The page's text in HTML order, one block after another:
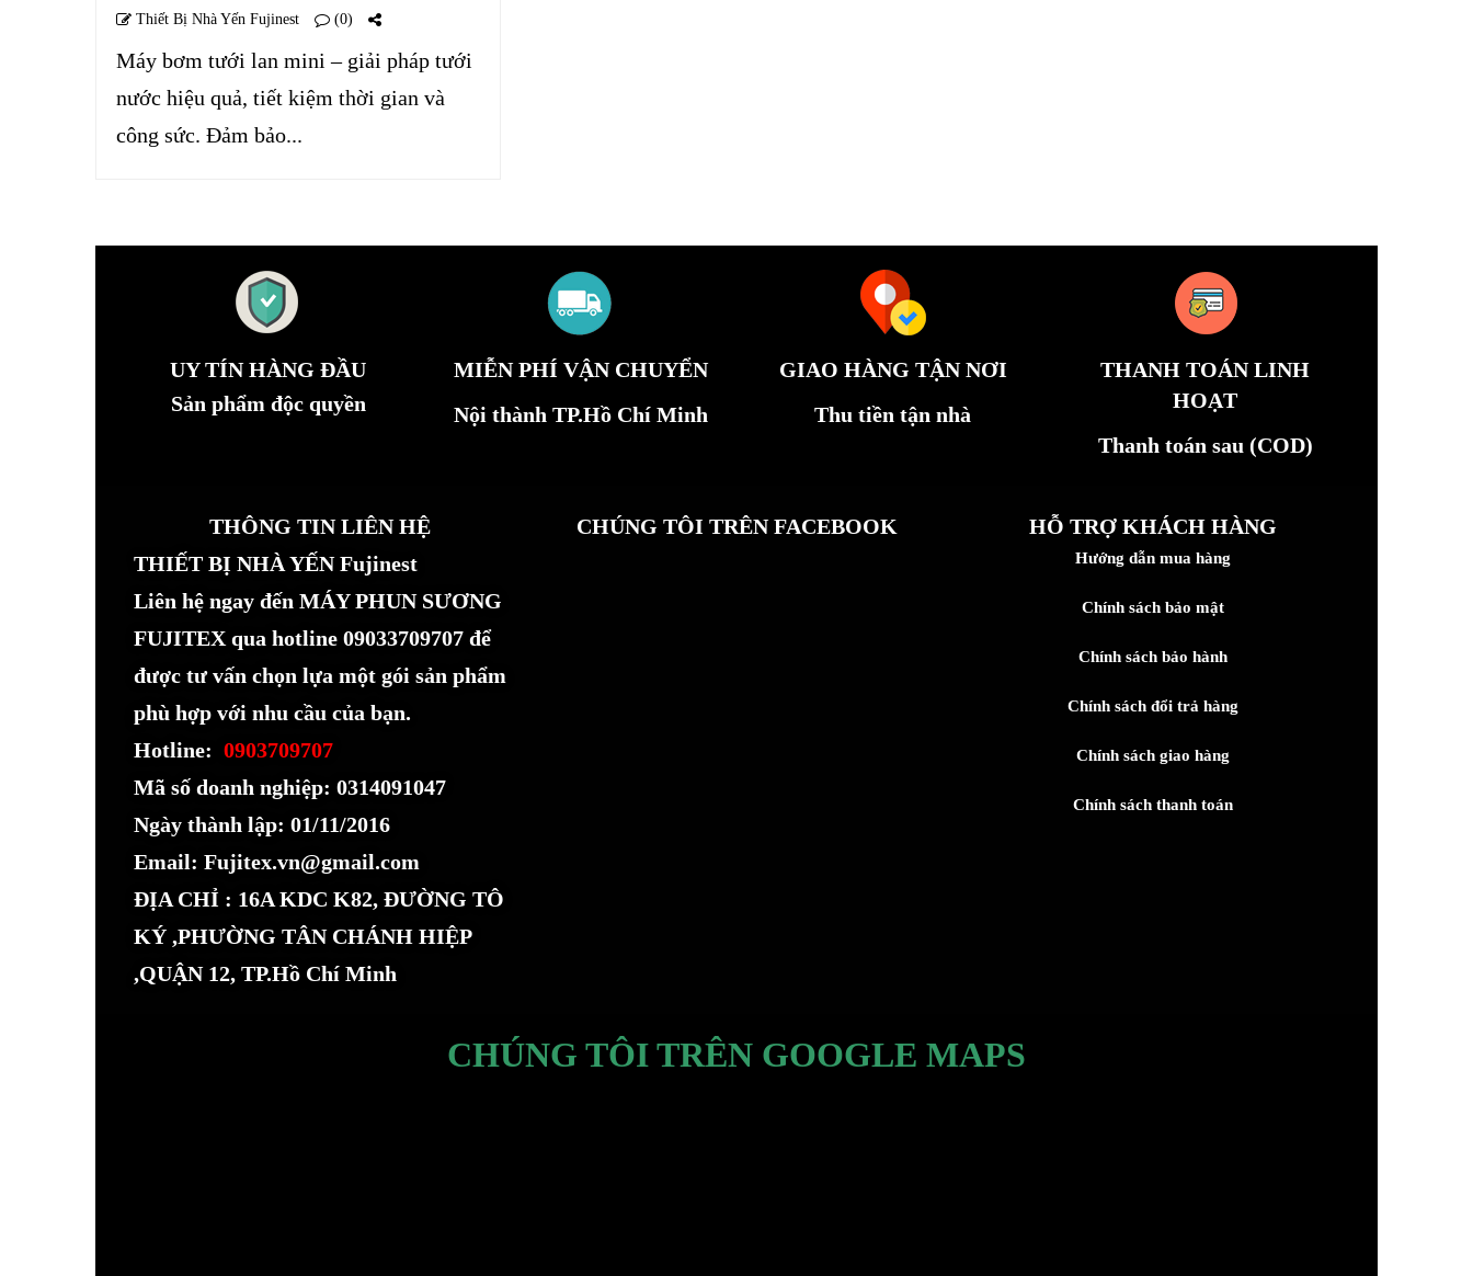
Thiết Bị Nhà Yến Fujinest (0)
Máy bơm tưới lan mini – giải pháp tưới
nước hiệu quả, tiết kiệm thời gian và
công sức. Đảm bảo...
UY TÍN HÀNG ĐẦU
Sản phẩm độc quyền
MIỄN PHÍ VẬN CHUYỂN
Nội thành TP.Hồ Chí Minh
GIAO HÀNG TẬN NƠI
Thu tiền tận nhà
THANH TOÁN LINH
HOẠT
Thanh toán sau (COD)
THÔNG TIN LIÊN HỆ
THIẾT BỊ NHÀ YẾN Fujinest
Liên hệ ngay đến MÁY PHUN SƯƠNG
FUJITEX qua hotline 09033709707 để
được tư vấn chọn lựa một gói sản phẩm
phù hợp với nhu cầu của bạn.
Hotline: 0903709707
Mã số doanh nghiệp: 0314091047
Ngày thành lập: 01/11/2016
Email: Fujitex.vn@gmail.com
ĐỊA CHỈ : 16A KDC K82, ĐƯỜNG TÔ
KÝ ,PHƯỜNG TÂN CHÁNH HIỆP
,QUẬN 12, TP.Hồ Chí Minh
CHÚNG TÔI TRÊN FACEBOOK HỖ TRỢ KHÁCH HÀNG
Hướng dẫn mua hàng
Chính sách bảo mật
Chính sách bảo hành
Chính sách đổi trả hàng
Chính sách giao hàng
Chính sách thanh toán
CHÚNG TÔI TRÊN GOOGLE MAPS